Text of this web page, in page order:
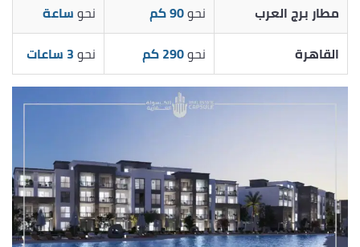
مطار برج العرب
نحو90 كم نحوساعة
القاهرة
نحو290 كم نحو3 ساعات